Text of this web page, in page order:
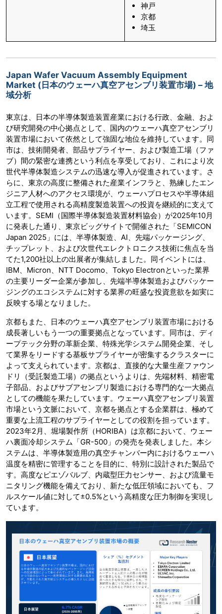
神戸
京都
埼玉
Japan Wafer Vacuum Assembly Equipment
Market (日本のウェーハ真空アセンブリ装置市場) – 地
域分析
東京は、日本の半導体製造装置産業における行政、金融、およ
び研究開発の中心拠点として、国内のウェーハ真空アセンブリ
装置市場において依然として強固な地位を維持しています。同
市は、技術開発者、部品サプライヤー、および製造工場（ファ
ブ）間の緊密な連携という利点を享受しており、これにより次
世代半導体製造システムの迅速な導入が促進されています。さ
らに、東京の高度に整備された産業インフラと、熟練したエン
ジニア人材へのアクセス環境が、ウェーハプロセスや半導体組
立工程で使用される高精度製造装置への投資を継続的に支えて
います。SEMI（国際半導体製造装置材料協会）が2025年10月
に発表した通り、東京ビッグサイトで開催された「SEMICON
Japan 2025」には、半導体製造、AI、先端パッケージング、
チップレット、および次世代エレクトロニクス技術に焦点を当
てた1,200社以上の出展者が集結しました。同イベントには、
IBM、Micron、NTT Docomo、Tokyo Electronといった業界
の主要リーダー企業が参加し、先端半導体製造およびパッケー
ジングのエコシステムに対する業界の旺盛な投資意欲を如実に
反映する場となりました。
京都もまた、日本のウェーハ真空アセンブリ装置市場における
成長著しいもう一つの重要拠点となっています。同市は、ディ
ープテック分野の革新企業、特殊光学システム開発企業、そし
て業界をリードする基板サプライヤーが密集するクラスターに
よって支えられています。京都は、直接的な大量生産ファウン
ドリ（受託製造工場）の拠点というよりは、先端材料、精密電
子部品、およびサブアセンブリ製造における専門的な一大拠点
としての機能を果たしています。ウェーハ真空アセンブリ装置
市場という文脈において、京都を拠点とする企業群は、極めて
重要な上流工程のサプライヤーとしての役割を担っています。
2023年2月、堀場製作所（HORIBA）は京都において、ウェー
ハ裏面冷却システム「GR-500」の発売を発表しました。本シ
ステムは、半導体製造用の真空チャンバー内におけるウェーハ
温度を精密に管理することを目的に、特別に設計された製品で
す。高度なピエゾバルブ、内蔵型圧力センサー、および流量モ
ニタリング機能を備えており、新たな低圧領域においても、フ
ルスケール値に対して±0.5%という高精度な圧力制御を実現し
ています。